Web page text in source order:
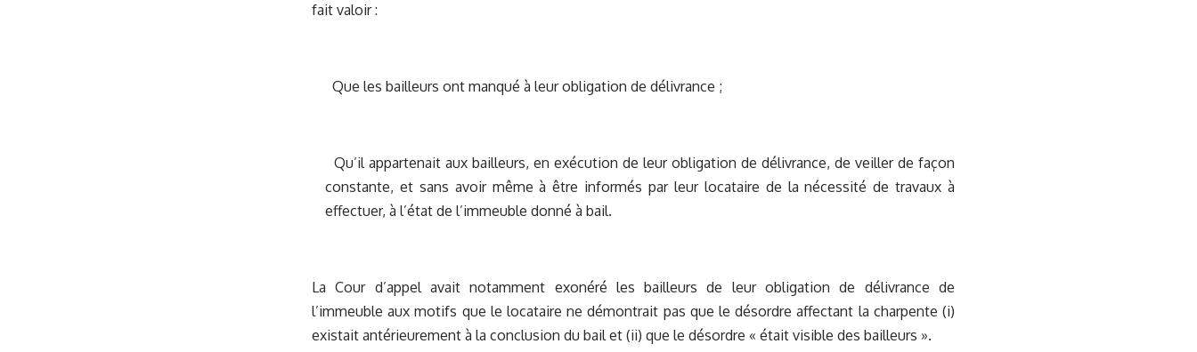
fait valoir :
Que les bailleurs ont manqué à leur obligation de délivrance ;
Qu’il appartenait aux bailleurs, en exécution de leur obligation de délivrance, de veiller de façon
constante, et sans avoir même à être informés par leur locataire de la nécessité de travaux à
effectuer, à l’état de l’immeuble donné à bail.
La Cour d’appel avait notamment exonéré les bailleurs de leur obligation de délivrance de
l’immeuble aux motifs que le locataire ne démontrait pas que le désordre affectant la charpente (i)
existait antérieurement à la conclusion du bail et (ii) que le désordre « était visible des bailleurs ».